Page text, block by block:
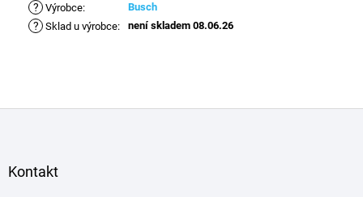
? Výrobce: Busch
? Sklad u výrobce: není skladem 08.06.26
Kontakt